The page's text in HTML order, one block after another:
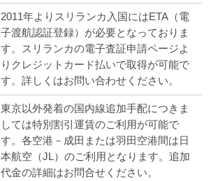
2011年よりスリランカ入国にはETA（電
子渡航認証登録）が必要となっておりま
す。スリランカの電子査証申請ページよ
りクレジットカード払いで取得が可能で
す。詳しくはお問い合わせください。
東京以外発着の国内線追加手配につきま
しては特別割引運賃のご利用が可能で
す。各空港－成田または羽田空港間は日
本航空（JL）のご利用となります。追加
代金の詳細はお問合せください。